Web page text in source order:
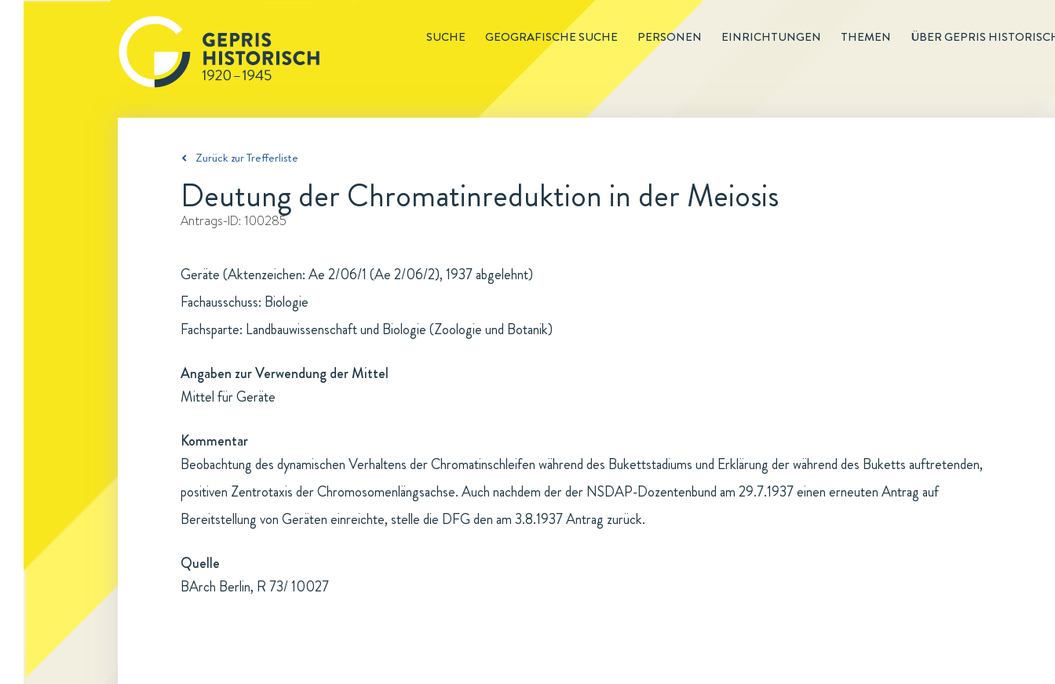
SUCHE GEOGRAFISCHE SUCHE PERSONEN EINRICHTUNGEN THEMEN ÜBER GEPRIS
Zurück zur Trefferliste
Deutung der Chromatinreduktion in der Meiosis
Antrags-ID: 100285
Geräte (Aktenzeichen: Ae 2/06/1 (Ae 2/06/2), 1937 abgelehnt)
Fachausschuss: Biologie
Fachsparte: Landbauwissenschaft und Biologie (Zoologie und Botanik)
Angaben zur Verwendung der Mittel
Mittel für Geräte
Kommentar
Beobachtung des dynamischen Verhaltens der Chromatinschleifen während des Bukettstadiums und Erklärung der während des Buketts auftretenden,
positiven Zentrotaxis der Chromosomenlängsachse. Auch nachdem der der NSDAP-Dozentenbund am 29.7.1937 einen erneuten Antrag auf
Bereitstellung von Geräten einreichte, stelle die DFG den am 3.8.1937 Antrag zurück.
Quelle
BArch Berlin, R 73/ 10027